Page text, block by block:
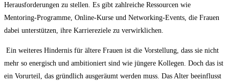
Herausforderungen zu stellen. Es gibt zahlreiche Ressourcen ⁣wie
Mentoring-Programme, Online-Kurse und Networking-Events, die‍ Frauen
dabei‌ unterstützen, ihre Karriereziele⁣ zu verwirklichen.
‌ Ein weiteres‌ Hindernis für ältere Frauen ist die ​Vorstellung, dass sie nicht
mehr so ‌energisch und ambitioniert sind wie​ jüngere Kollegen. Doch das ist
ein Vorurteil, das gründlich ausgeräumt werden muss. Das Alter beeinflusst